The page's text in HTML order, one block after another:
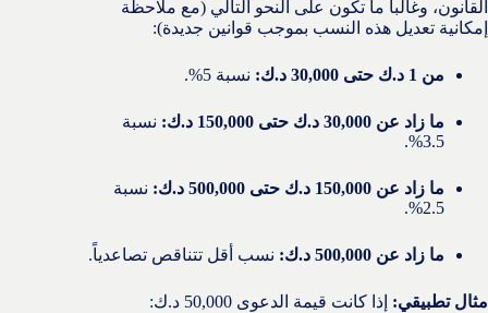
القانون، وغالباً ما تكون على النحو التالي (مع ملاحظة
إمكانية تعديل هذه النسب بموجب قوانين جديدة):
من 1 د.ك حتى 30,000 د.ك: نسبة 5%.
ما زاد عن 30,000 د.ك حتى 150,000 د.ك:
نسبة
3.5%.
ما زاد عن 150,000 د.ك حتى 500,000 د.ك:
نسبة
2.5%.
ما زاد عن 500,000 د.ك: نسب أقل تتناقص تصاعدياً.
مثال تطبيقي: إذا كانت قيمة الدعوى 50,000 د.ك: